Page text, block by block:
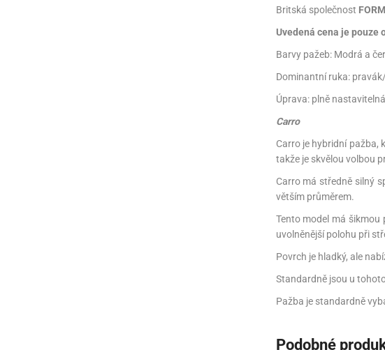
Britská společnost FORM
Uvedená cena je pouze
Barvy pažeb: Modrá a
Dominantní ruka:
Úprava: plně
Carro
Carro je hybridní pažba,
takže je skvělou volbou
Carro má středně silný
větším průměrem.
Tento model má
uvolněnější polohu při
Povrch je hladký, ale
Standardně jsou u
Pažba je standardně
Podobné